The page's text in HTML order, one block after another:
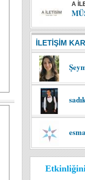
A
İLETİŞİM